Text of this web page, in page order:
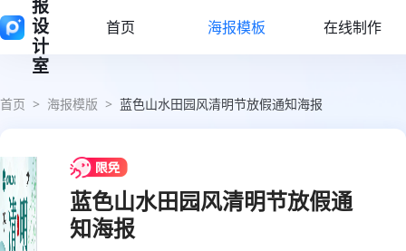
报
设
计
室
首页 海报模板 在线制作
首页 > 海报模版 > 蓝色山水田园风清明节放假通知海报
蓝色山水田园风清明节放假通
知海报